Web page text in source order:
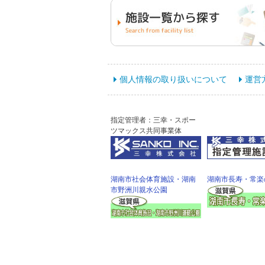
個人情報の取り扱いについて 運営
指定管理者：三幸・スポー
ツマックス共同事業体